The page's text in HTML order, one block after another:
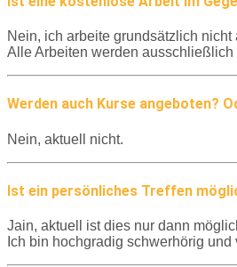
Nein, ich arbeite grundsätzlich
Alle Arbeiten werden
Werden auch Kurse angeboten?
Nein, aktuell nicht.
Ist ein persönliches Treffen
Jain, aktuell ist dies nur dann
Ich bin hochgradig schwerhörig